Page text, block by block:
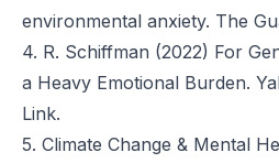
environmental anxiety. The
4. R. Schiffman (2022) For
a Heavy Emotional Burden.
Link.
5. Climate Change & Mental